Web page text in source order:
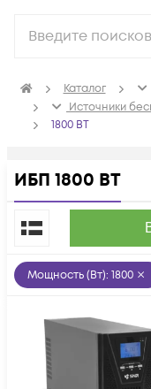
Каталог
Источники
1800 ВТ
ИБП 1800 ВТ
По
Мощность (Вт): 1800